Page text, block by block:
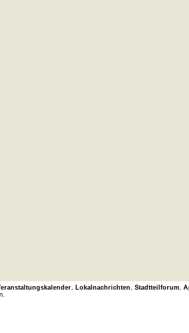
, Lokalnachrichten Stadtteilforum,